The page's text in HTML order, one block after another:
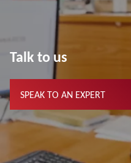
Talk to us
SPEAK TO AN EXPERT